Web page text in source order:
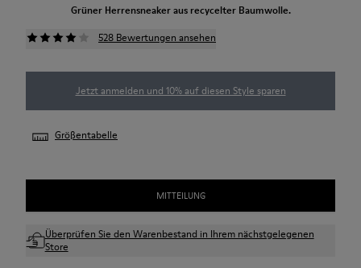
Grüner Herrensneaker aus recycelter Baumwolle.
528 Bewertungen ansehen
Jetzt anmelden und 10% auf diesen Style sparen
Größentabelle
MITTEILUNG
Überprüfen Sie den Warenbestand in Ihrem nächstgelegenen
Store